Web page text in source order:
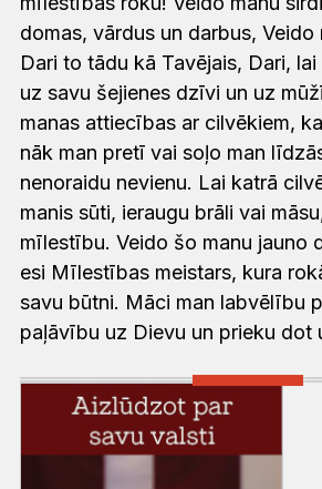
domas, vārdus un darbus, Veido
Dari to tādu kā Tavējais, Dari,
uz savu šejienes dzīvi un uz
manas attiecības ar cilvēkiem,
nāk man pretī vai soļo man
nenoraidu nevienu. Lai katrā
manis sūti, ieraugu brāli vai
mīlestību. Veido šo manu jauno
esi Mīlestības meistars, kura
savu būtni. Māci man labvēlību
paļāvību uz Dievu un prieku dot